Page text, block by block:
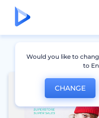
Would you like to
to
CHANGE